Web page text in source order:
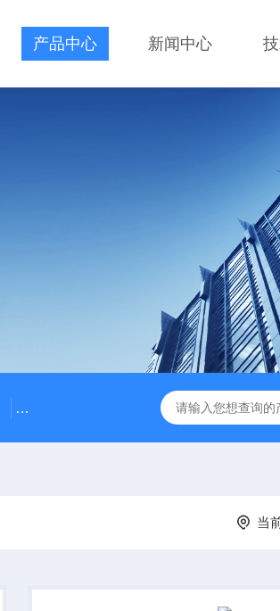
产品中心 新闻中心
HEIDENHAIN海德汉角度编码器全系列
当